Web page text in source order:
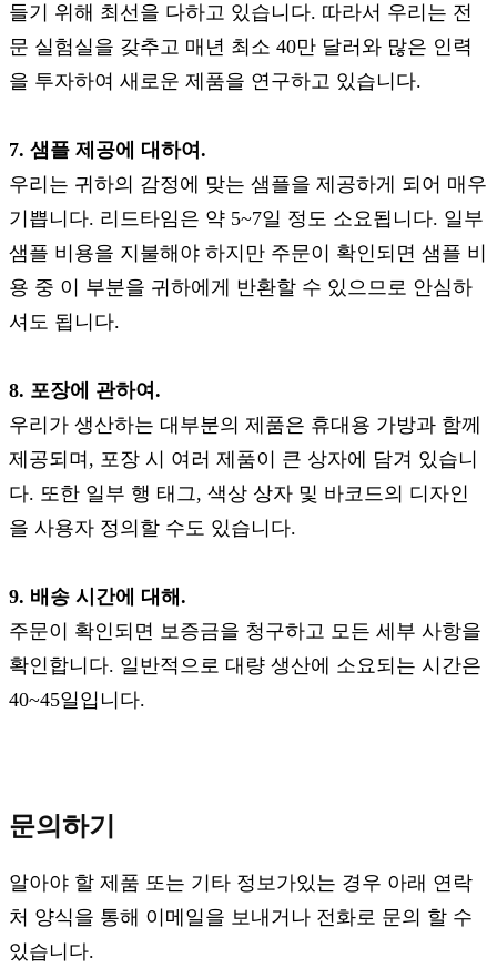
들기 위해 최선을 다하고 있습니다. 따라서 우리는 전
문 실험실을 갖추고 매년 최소 40만 달러와 많은 인력
을 투자하여 새로운 제품을 연구하고 있습니다.
7. 샘플 제공에 대하여.
우리는 귀하의 감정에 맞는 샘플을 제공하게 되어 매우
기쁩니다. 리드타임은 약 5~7일 정도 소요됩니다. 일부
샘플 비용을 지불해야 하지만 주문이 확인되면 샘플 비
용 중 이 부분을 귀하에게 반환할 수 있으므로 안심하
셔도 됩니다.
8. 포장에 관하여.
우리가 생산하는 대부분의 제품은 휴대용 가방과 함께
제공되며, 포장 시 여러 제품이 큰 상자에 담겨 있습니
다. 또한 일부 행 태그, 색상 상자 및 바코드의 디자인
을 사용자 정의할 수도 있습니다.
9. 배송 시간에 대해.
주문이 확인되면 보증금을 청구하고 모든 세부 사항을
확인합니다. 일반적으로 대량 생산에 소요되는 시간은
40~45일입니다.
문의하기
알아야 할 제품 또는 기타 정보가있는 경우 아래 연락
처 양식을 통해 이메일을 보내거나 전화로 문의 할 수
있습니다.